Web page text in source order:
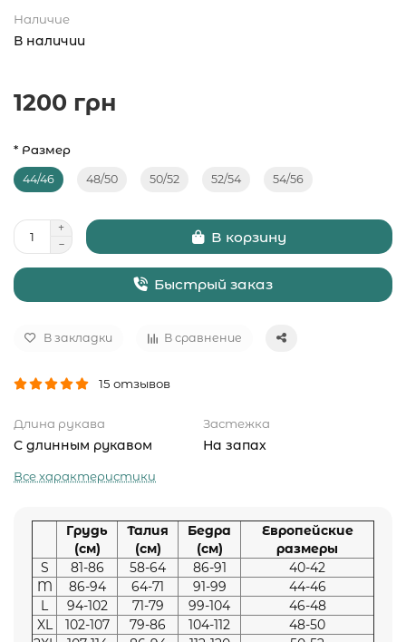
Наличие
В наличии
1200 грн
* Размер
44/46 48/50 50/52 52/54 54/56
В корзину
Быстрый заказ
В закладки В сравнение
15 отзывов
Длина рукава
С длинным рукавом
Застежка
На запах
Все характеристики
Грудь
(см)
Талия
(см)
Бедра
(см)
Европейские
размеры
S
81-86 58-64 86-91
40-42
M
86-94 64-71 91-99
44-46
L
94-102 71-79 99-104
46-48
XL
102-107 79-86 104-112
48-50